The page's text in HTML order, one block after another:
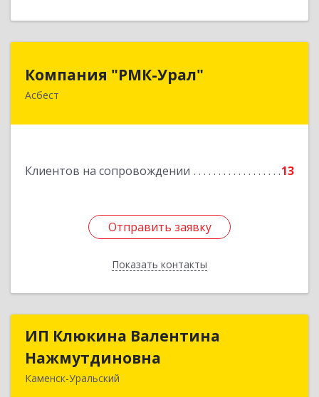
Компания "РМК-Урал"
Асбест
Клиентов на сопровождении 13
Отправить заявку
Показать контакты
Отправить заявку
Назад
ИП Клюкина Валентина
Нажмутдиновна
Каменск-Уральский
ИП Клюкина Валентина
Нажмутдиновна